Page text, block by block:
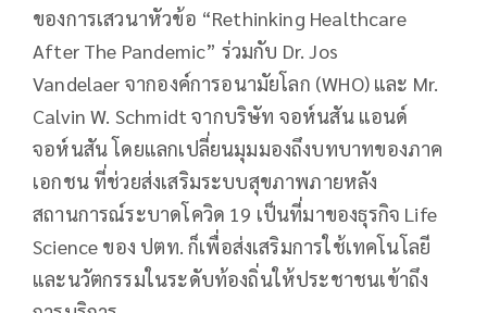
ของการเสวนาหัวข้อ “Rethinking Healthcare
After The Pandemic” ร่วมกับ Dr. Jos
Vandelaer จากองค์การอนามัยโลก (WHO) และ Mr.
Calvin W. Schmidt จากบริษัท จอห์นสัน แอนด์
จอห์นสัน โดยแลกเปลี่ยนมุมมองถึงบทบาทของภาค
เอกชน ที่ช่วยส่งเสริมระบบสุขภาพภายหลัง
สถานการณ์ระบาดโควิด 19 เป็นที่มาของธุรกิจ Life
Science ของ ปตท. ก็เพื่อส่งเสริมการใช้เทคโนโลยี
และนวัตกรรมในระดับท้องถิ่นให้ประชาชนเข้าถึง